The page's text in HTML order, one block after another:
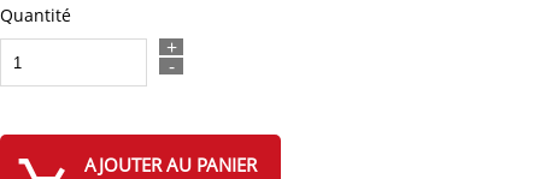
Quantité
+
-
AJOUTER AU PANIER